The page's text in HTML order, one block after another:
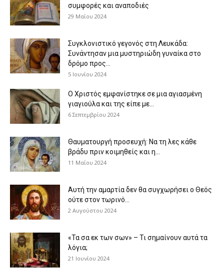
συμφορές και αναποδιές
29 Μαΐου 2024
Συγκλονιστικό γεγονός στη Λευκάδα:
Συνάντησαν μια μυστηριώδη γυναίκα στο
δρόμο προς...
5 Ιουνίου 2024
Ο Χριστός εμφανίστηκε σε μια αγιασμένη
γιαγιούλα και της είπε με...
6 Σεπτεμβρίου 2024
Θαυματουργή προσευχή: Να τη λες κάθε
βράδυ πριν κοιμηθείς και η...
11 Μαΐου 2024
Αυτή την αμαρτία δεν θα συγχωρήσει ο Θεός
ούτε στον τωρινό...
2 Αυγούστου 2024
«Τα σα εκ των σων» – Τι σημαίνουν αυτά τα
λόγια;
21 Ιουνίου 2024